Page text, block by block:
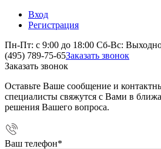
Вход
Регистрация
Пн-Пт: с 9:00 до 18:00 Сб-Вс:
(495) 789-75-65Заказать звонок
Заказать звонок
Оставьте Ваше сообщение и
специалисты свяжутся с Вами в
решения Вашего вопроса.
Ваш телефон*